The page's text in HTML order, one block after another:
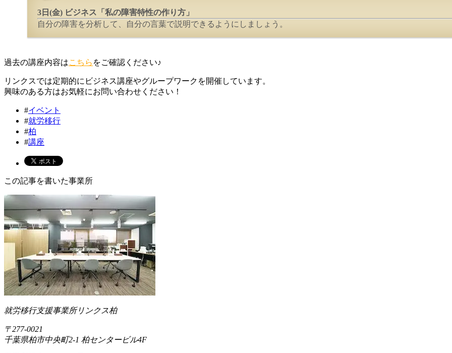
3日(金) ビジネス「私の障害特性の作り方」
自分の障害を分析して、自分の言葉で説明できるようにしましょう。
過去の講座内容はこちら をご確認ください♪
リンクスでは定期的にビジネス講座やグループワークを開催しています。
興味のある方はお気軽にお問い合わせください！
#イベント
#就労移行
#柏
#講座
この記事を書いた事業所
就労移行支援事業所リンクス柏
〒277-0021
千葉県柏市中央町2-1 柏センタービル4F